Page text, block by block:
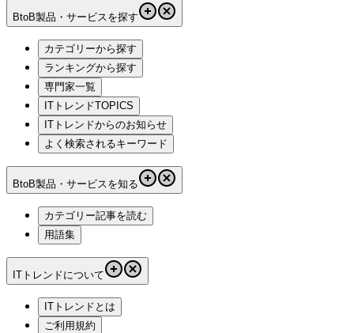
BtoB製品・サービスを探す
カテゴリーから探す
ランキングから探す
専門家一覧
ITトレンドTOPICS
ITトレンドからのお知らせ
よく検索されるキーワード
BtoB製品・サービスを知る
カテゴリー記事を読む
用語集
ITトレンドについて
ITトレンドとは
ご利用規約